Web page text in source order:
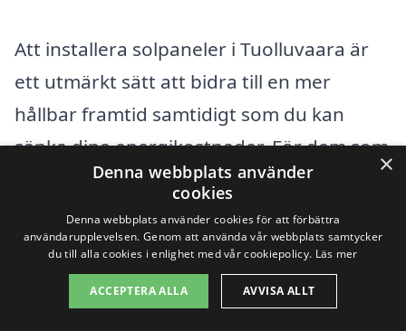
Att installera solpaneler i Tuolluvaara är
ett utmärkt sätt att bidra till en mer
hållbar framtid samtidigt som du kan
sänka dina energikostnader. För dem som
letar efter hjälp och expertis inom detta
område finns det flera alternativ i
närliggande städer. Om du vill ha
professionell rådgivning och installation
av solpaneler kan du vända dig till
×
Denna webbplats använder
cookies
Denna webbplats använder cookies för att förbättra
användarupplevelsen. Genom att använda vår webbplats samtycker
du till alla cookies i enlighet med vår cookiepolicy. Läs mer
ACCEPTERA ALLA AVVISA ALLT